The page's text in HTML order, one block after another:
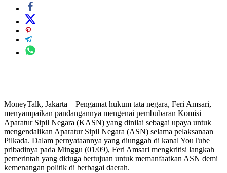
MoneyTalk, Jakarta – Pengamat hukum tata negara, Feri Amsari,
menyampaikan pandangannya mengenai pembubaran Komisi
Aparatur Sipil Negara (KASN) yang dinilai sebagai upaya untuk
mengendalikan Aparatur Sipil Negara (ASN) selama pelaksanaan
Pilkada. Dalam pernyataannya yang diunggah di kanal YouTube
pribadinya pada Minggu (01/09), Feri Amsari mengkritisi langkah
pemerintah yang diduga bertujuan untuk memanfaatkan ASN demi
kemenangan politik di berbagai daerah.